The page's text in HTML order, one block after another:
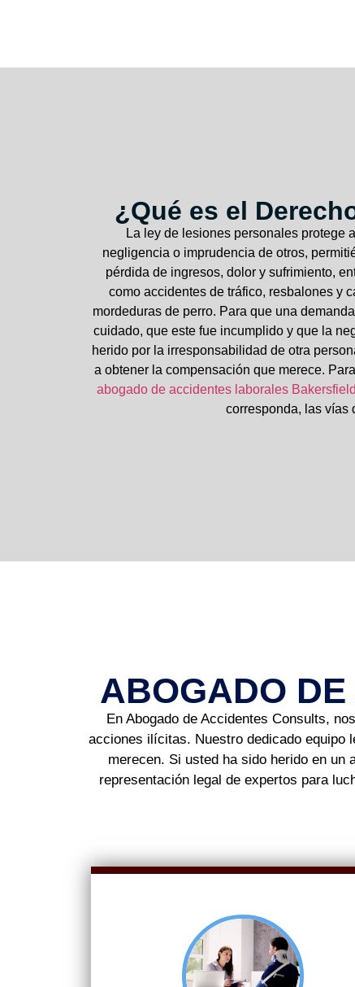
¿Qué es el
La ley de lesiones personales protege
negligencia o imprudencia de otros,
pérdida de ingresos, dolor y sufrimiento,
como accidentes de tráfico, resbalones y
mordeduras de perro. Para que una
cuidado, que este fue incumplido y que la
herido por la irresponsabilidad de otra
a obtener la compensación que merece.
abogado de accidentes laborales Bakersfield
corresponda, las vías
ABOGADO
En ​​​​Abogado de Accidentes Consults,
acciones ilícitas. Nuestro dedicado equipo
merecen. Si usted ha sido herido en un
representación legal de expertos para